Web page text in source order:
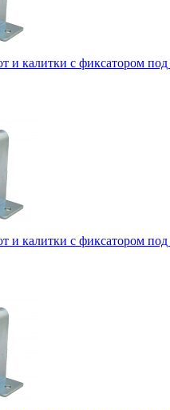
и калитки с фиксатором
и калитки с фиксатором